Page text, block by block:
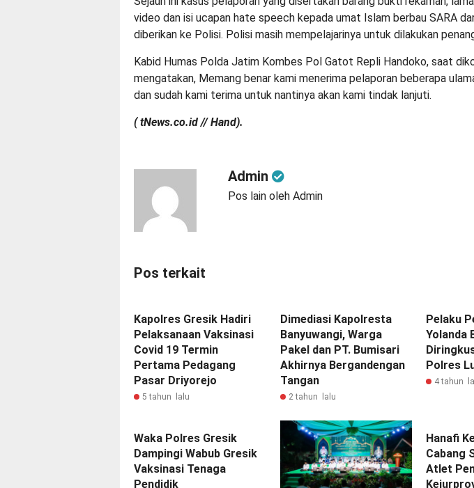
video dan isi ucapan hate speech kepada umat Islam berbau SARA
diberikan ke Polisi. Polisi masih mempelajarinya untuk dilakukan
Kabid Humas Polda Jatim Kombes Pol Gatot Repli Handoko, saat
mengatakan, Memang benar kami menerima pelaporan beberapa
dan sudah kami terima untuk nantinya akan kami tindak lanjuti.
( tNews.co.id // Hand).
Admin
Pos lain oleh Admin
Pos terkait
Kapolres Gresik Hadiri
Pelaksanaan Vaksinasi
Covid 19 Termin
Pertama Pedagang
Pasar Driyorejo
5 tahun lalu
Dimediasi Kapolresta
Banyuwangi, Warga
Pakel dan PT. Bumisari
Akhirnya Bergandengan
Tangan
2 tahun lalu
Pelaku
Yolanda
Polres
4 tahun
Waka Polres Gresik
Dampingi Wabub Gresik
Vaksinasi Tenaga
Pendidik
Hanafi
Cabang
Atlet